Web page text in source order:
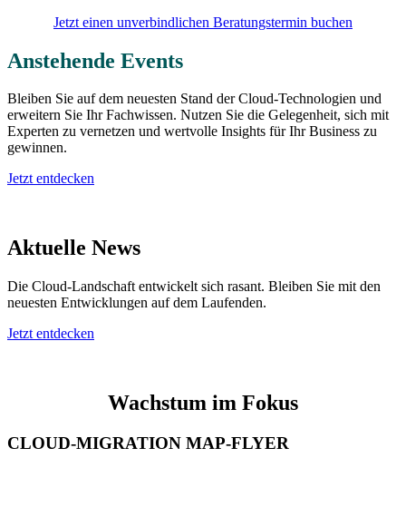
Jetzt einen unverbindlichen Beratungstermin buchen
Anstehende Events
Bleiben Sie auf dem neuesten Stand der Cloud-Technologien und
erweitern Sie Ihr Fachwissen. Nutzen Sie die Gelegenheit, sich mit
Experten zu vernetzen und wertvolle Insights für Ihr Business zu
gewinnen.
Jetzt entdecken
Aktuelle News
Die Cloud-Landschaft entwickelt sich rasant. Bleiben Sie mit den
neuesten Entwicklungen auf dem Laufenden.
Jetzt entdecken
Wachstum im Fokus
CLOUD-MIGRATION MAP-FLYER